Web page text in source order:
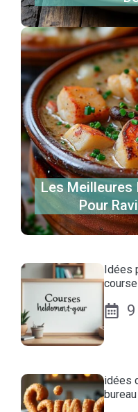
Les Meilleures
Pour
Idées
idées
bureau